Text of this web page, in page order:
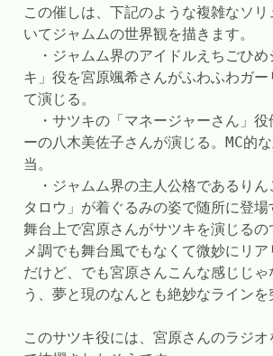
この催しは、下記のような複雑なソ
いてジャムムの世界観を描きます。
・ジャムム界のアイドルえちごひめ
キ」役を宮原颯希さんがふわふわガ
て演じる。
・サツキの「マネージャーさん」役
ーの八木美佐子さんが演じる。MC的
当。
・ジャムム界の主人公格であるりん
タロウ」が着ぐるみの姿で随所に登場
舞台上で宮原さんがサツキを演じるの
メ調でも舞台風でもなくて微妙にリ
だけど、でも宮原さんこんな感じじ
う、夢と現のなんとも絶妙なラインを
このサツキ役には、宮原さんのラジオ